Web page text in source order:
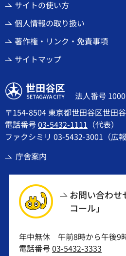
サイトの使い方
個人情報の取り扱い
著作権・リンク・免責事項
サイトマップ
世田谷区
法人番号
〒154-8504 東京都世田谷区世田
電話番号03-5432-1111 （代表）
ファクシミリ 03-5432-3001（広報
庁舎案内
お問い合わせ
コール」
年中無休 午前8時から午後9
電話番号03-5432-3333